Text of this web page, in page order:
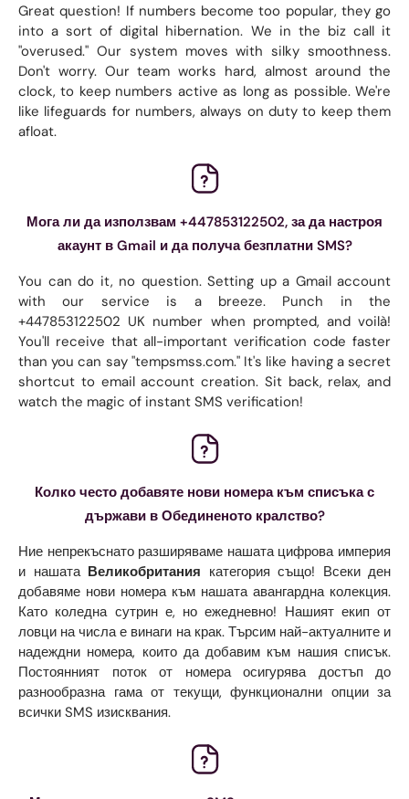
Great question! If numbers become too popular, they go
into a sort of digital hibernation. We in the biz call it
"overused." Our system moves with silky smoothness.
Don't worry. Our team works hard, almost around the
clock, to keep numbers active as long as possible. We're
like lifeguards for numbers, always on duty to keep them
afloat.
Мога ли да използвам +447853122502, за да настроя
акаунт в Gmail и да получа безплатни SMS?
You can do it, no question. Setting up a Gmail account
with our service is a breeze. Punch in the
+447853122502 UK number when prompted, and voilà!
You'll receive that all-important verification code faster
than you can say "tempsmss.com." It's like having a secret
shortcut to email account creation. Sit back, relax, and
watch the magic of instant SMS verification!
Колко често добавяте нови номера към списъка с
държави в Обединеното кралство?
Ние непрекъснато разширяваме нашата цифрова империя
и нашата Великобритания категория също! Всеки ден
добавяме нови номера към нашата авангардна колекция.
Като коледна сутрин е, но ежедневно! Нашият екип от
ловци на числа е винаги на крак. Търсим най-актуалните и
надеждни номера, които да добавим към нашия списък.
Постоянният поток от номера осигурява достъп до
разнообразна гама от текущи, функционални опции за
всички SMS изисквания.